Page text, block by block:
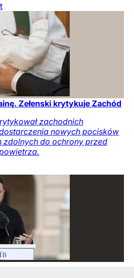
Zełenski krytykuje Zachód
zachodnich
nowych pocisków
do ochrony przed